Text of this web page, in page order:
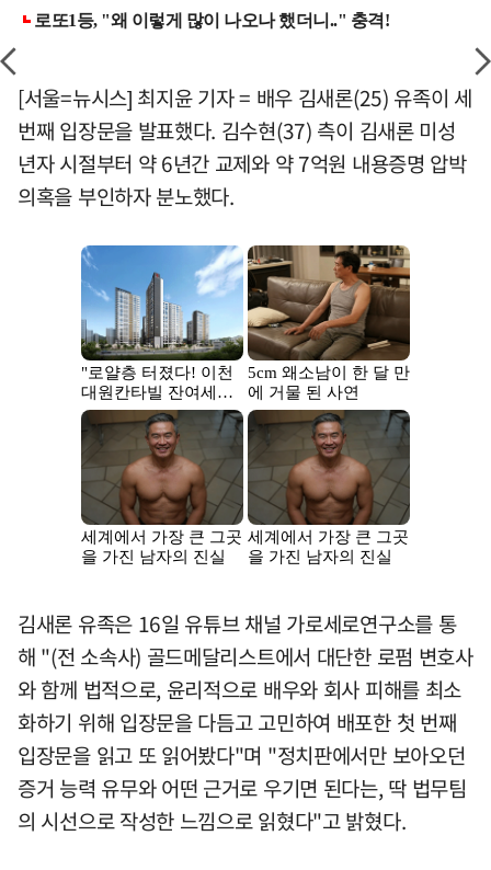
[서울=뉴시스] 최지윤 기자 = 배우 김새론(25) 유족이 세
번째 입장문을 발표했다. 김수현(37) 측이 김새론 미성
년자 시절부터 약 6년간 교제와 약 7억원 내용증명 압박
의혹을 부인하자 분노했다.
김새론 유족은 16일 유튜브 채널 가로세로연구소를 통
해 "(전 소속사) 골드메달리스트에서 대단한 로펌 변호사
와 함께 법적으로, 윤리적으로 배우와 회사 피해를 최소
화하기 위해 입장문을 다듬고 고민하여 배포한 첫 번째
입장문을 읽고 또 읽어봤다"며 "정치판에서만 보아오던
증거 능력 유무와 어떤 근거로 우기면 된다는, 딱 법무팀
의 시선으로 작성한 느낌으로 읽혔다"고 밝혔다.